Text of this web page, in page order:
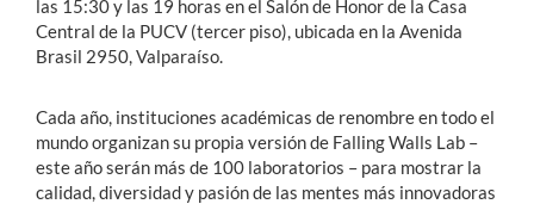
las 15:30 y las 19 horas en el Salón de Honor de la Casa
Central de la PUCV (tercer piso), ubicada en la Avenida
Brasil 2950, Valparaíso.
Cada año, instituciones académicas de renombre en todo el
mundo organizan su propia versión de Falling Walls Lab –
este año serán más de 100 laboratorios – para mostrar la
calidad, diversidad y pasión de las mentes más innovadoras